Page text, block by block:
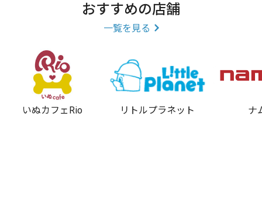
ゆめタウンでお得に便利にご利用ください
おすすめの店舗
一覧を見る
いぬカフェRio リトルプラネット ナ